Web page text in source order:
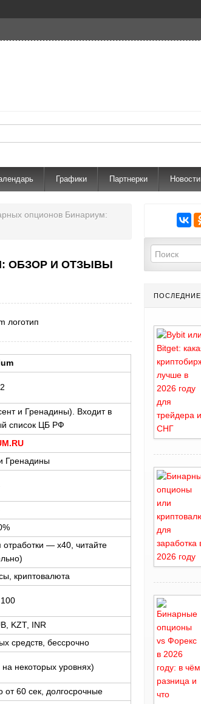
Графики Партнерки Новости
опционов Бинариум:
ОБЗОР И ОТЗЫВЫ
и Гренадины). Входит в
список ЦБ РФ
Гренадины
отработки — x40, читайте
криптовалюта
KZT, INR
средств, бессрочно
некоторых уровнях)
от 60 сек, долгосрочные
ПОСЛЕДНИЕ